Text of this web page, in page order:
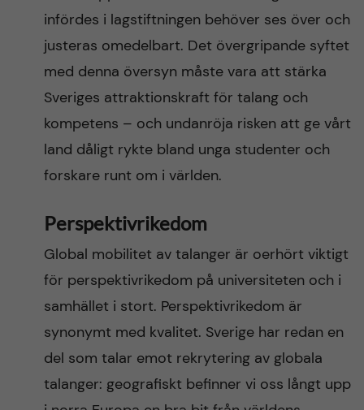
infördes i lagstiftningen behöver ses över och
justeras omedelbart. Det övergripande syftet
med denna översyn måste vara att stärka
Sveriges attraktionskraft för talang och
kompetens – och undanröja risken att ge vårt
land dåligt rykte bland unga studenter och
forskare runt om i världen.
Perspektivrikedom
Global mobilitet av talanger är oerhört viktigt
för perspektivrikedom på universiteten och i
samhället i stort. Perspektivrikedom är
synonymt med kvalitet. Sverige har redan en
del som talar emot rekrytering av globala
talanger: geografiskt befinner vi oss långt upp